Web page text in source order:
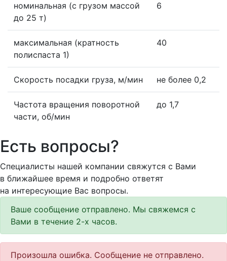
номинальная (с грузом массой
до 25 т)
6
максимальная (кратность
полиспаста 1)
40
Скорость посадки груза, м/мин не более 0,2
Частота вращения поворотной
части, об/мин
до 1,7
Есть вопросы?
Специалисты нашей компании свяжутся с Вами
в ближайшее время и подробно ответят
на интересующие Вас вопросы.
Ваше сообщение отправлено. Мы свяжемся с
Вами в течение 2-х часов.
Произошла ошибка. Сообщение не отправлено.